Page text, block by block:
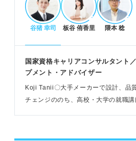
伝わるES研究内容作成のコツ
簡潔にまとめ、工夫点や学ん
実績や第三者評価を盛り込み
専門用語や分かりづらい表現は
POINT：企業は「入社後にど
知りたい。
谷猪 幸司 板谷 侑香里 隈本 稔
国家資格キャリアコンサルタント
プメント・アドバイザー
Koji Tanii〇大手メーカーで設計、品
チェンジののち、高校・大学の就職